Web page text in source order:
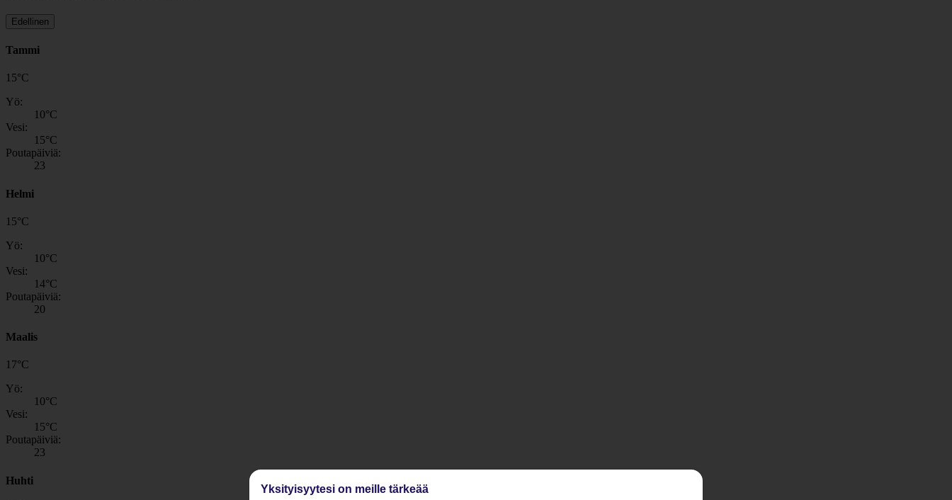
Edellinen
Tammi
15°C
Yö:
10°C
Vesi:
15°C
Poutapäiviä:
23
Helmi
15°C
Yö:
10°C
Vesi:
14°C
Poutapäiviä:
20
Maalis
17°C
Yö:
10°C
Vesi:
15°C
Poutapäiviä:
23
Huhti
Yksityisyytesi on meille tärkeää